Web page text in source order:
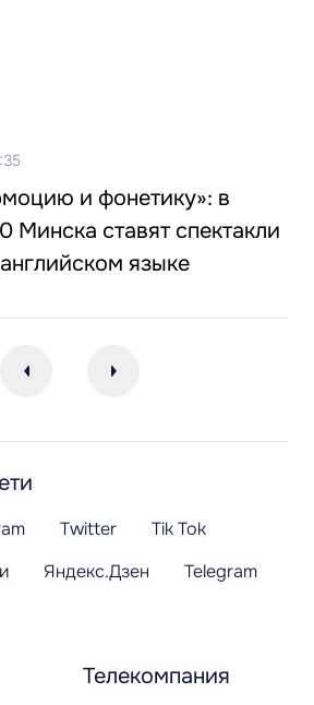
и фонетику»: в
ставят спектакли
языке
Телекомпания
Twitter
Tik Tok
Яндекс.Дзен
Telegram